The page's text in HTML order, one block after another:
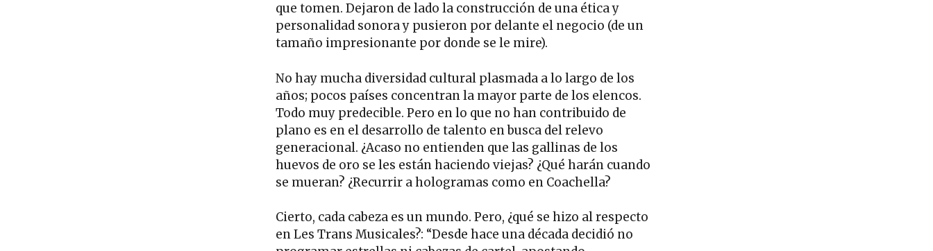
que tomen. Dejaron de lado la construcción de una ética y
personalidad sonora y pusieron por delante el negocio (de un
tamaño impresionante por donde se le mire).
No hay mucha diversidad cultural plasmada a lo largo de los
años; pocos países concentran la mayor parte de los elencos.
Todo muy predecible. Pero en lo que no han contribuido de
plano es en el desarrollo de talento en busca del relevo
generacional. ¿Acaso no entienden que las gallinas de los
huevos de oro se les están haciendo viejas? ¿Qué harán cuando
se mueran? ¿Recurrir a hologramas como en Coachella?
Cierto, cada cabeza es un mundo. Pero, ¿qué se hizo al respecto
en Les Trans Musicales?: “Desde hace una década decidió no